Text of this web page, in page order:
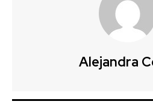
Alejandra